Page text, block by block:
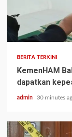
BERITA TERKINI
KemenHAM
dapatkan
admin 30 minutes